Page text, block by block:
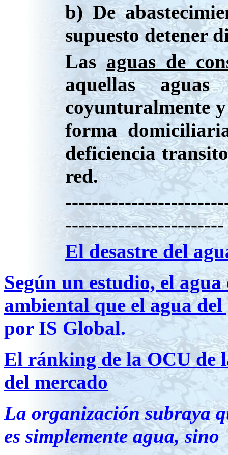
b) De
supuesto detener
Las aguas de
aquellas
coyunturalmente
forma
deficiencia
red.
------------------------
El desastre del
Según un estudio, el
ambiental que el agua
por IS Global.
El ránking de la OCU de
del mercado
La organización subraya
es simplemente agua,